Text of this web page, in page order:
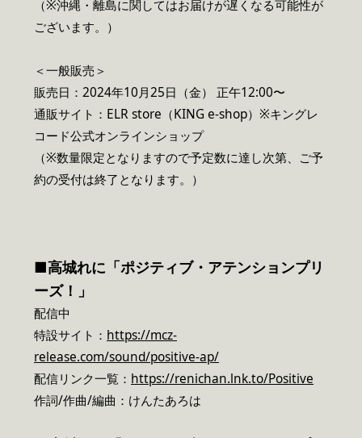
（※沖縄・離島に関してはお届けが遅くなる可能性が
ございます。）
＜一般販売＞
販売日：2024年10月25日（金） 正午12:00〜
通販サイト：ELR store（KING e-shop）※キングレ
コード公式オンラインショップ
（※数量限定となりますので予定数に達し次第、ご予
約の受付は終了となります。）
■高城れに「ポジティブ・アテンションプリ
ーズ！」
配信中
特設サイト： https://mcz-
release.com/sound/positive-ap/
配信リンク一覧： https://renichan.lnk.to/Positive
作詞/作曲/編曲：けんたあろは